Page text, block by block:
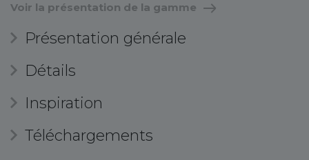
Voir la présentation de la gamme
Présentation générale
Détails
Inspiration
Téléchargements